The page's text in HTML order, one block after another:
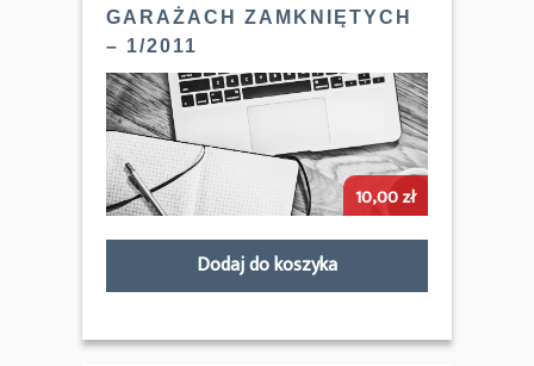
GARAŻACH ZAMKNIĘTYCH
– 1/2011
10,00zł
Dodaj do koszyka